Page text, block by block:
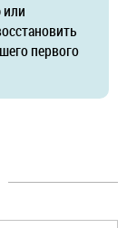
первого